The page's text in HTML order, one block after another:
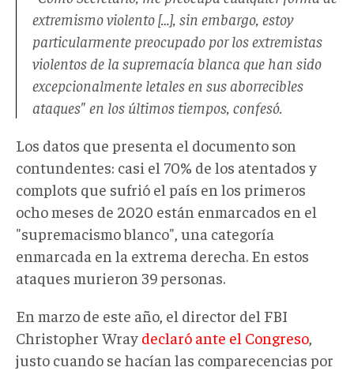
extremismo violento […], sin embargo, estoy
particularmente preocupado por los extremistas
violentos de la supremacía blanca que han sido
excepcionalmente letales en sus aborrecibles
ataques" en los últimos tiempos, confesó.
Los datos que presenta el documento son
contundentes: casi el 70% de los atentados y
complots que sufrió el país en los primeros
ocho meses de 2020 están enmarcados en el
"supremacismo blanco", una categoría
enmarcada en la extrema derecha. En estos
ataques murieron 39 personas.
En marzo de este año, el director del FBI
Christopher Wray declaró ante el Congreso,
justo cuando se hacían las comparecencias por